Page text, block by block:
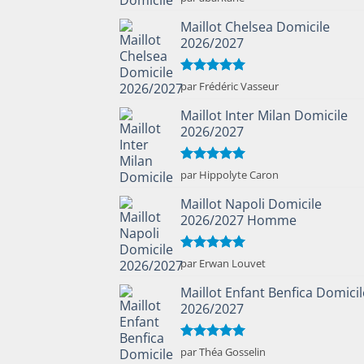
5
Maillot Chelsea Domicile
2026/2027
Note5sur
5
par Frédéric Vasseur
Maillot Inter Milan Domicile
2026/2027
Note5sur
5
par Hippolyte Caron
Maillot Napoli Domicile
2026/2027 Homme
Note5sur
5
par Erwan Louvet
Maillot Enfant Benfica
2026/2027
Note5sur
par Théa Gosselin